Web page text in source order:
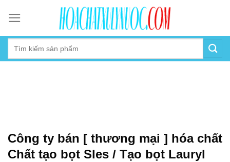
content
Công ty bán [ thương mại ] hóa chất
Chất tạo bọt Sles / Tạo bọt Lauryl